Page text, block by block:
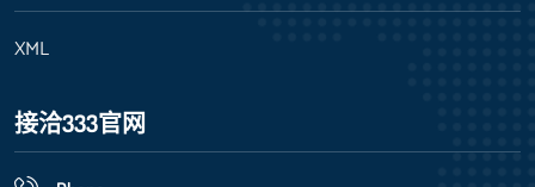
XML
接洽333官网